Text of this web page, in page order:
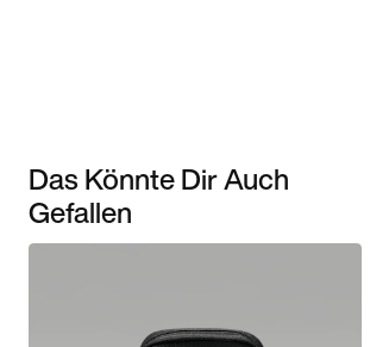
Das Könnte Dir Auch
Gefallen